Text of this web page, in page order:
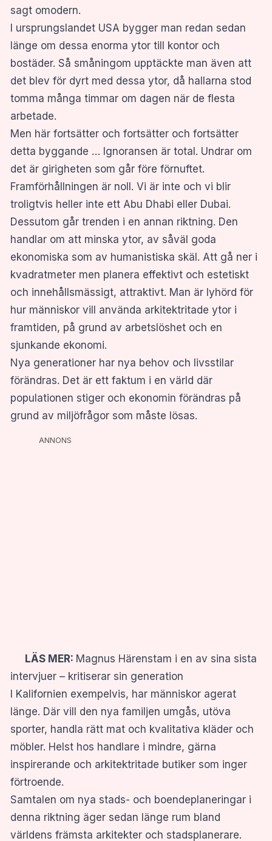
sagt omodern.
I ursprungslandet USA bygger man redan sedan
länge om dessa enorma ytor till kontor och
bostäder. Så småningom upptäckte man även att
det blev för dyrt med dessa ytor, då hallarna stod
tomma många timmar om dagen när de flesta
arbetade.
Men här fortsätter och fortsätter och fortsätter
detta byggande … Ignoransen är total. Undrar om
det är girigheten som går före förnuftet.
Framförhållningen är noll. Vi är inte och vi blir
troligtvis heller inte ett Abu Dhabi eller Dubai.
Dessutom går trenden i en annan riktning. Den
handlar om att minska ytor, av såväl goda
ekonomiska som av humanistiska skäl. Att gå ner i
kvadratmeter men planera effektivt och estetiskt
och innehållsmässigt, attraktivt. Man är lyhörd för
hur människor vill använda arkitektritade ytor i
framtiden, på grund av arbetslöshet och en
sjunkande ekonomi.
Nya generationer har nya behov och livsstilar
förändras. Det är ett faktum i en värld där
populationen stiger och ekonomin förändras på
grund av miljöfrågor som måste lösas.
ANNONS
LÄS MER: Magnus Härenstam i en av sina sista
intervjuer – kritiserar sin generation
I Kalifornien exempelvis, har människor agerat
länge. Där vill den nya familjen umgås, utöva
sporter, handla rätt mat och kvalitativa kläder och
möbler. Helst hos handlare i mindre, gärna
inspirerande och arkitektritade butiker som inger
förtroende.
Samtalen om nya stads- och boendeplaneringar i
denna riktning äger sedan länge rum bland
världens främsta arkitekter och stadsplanerare.